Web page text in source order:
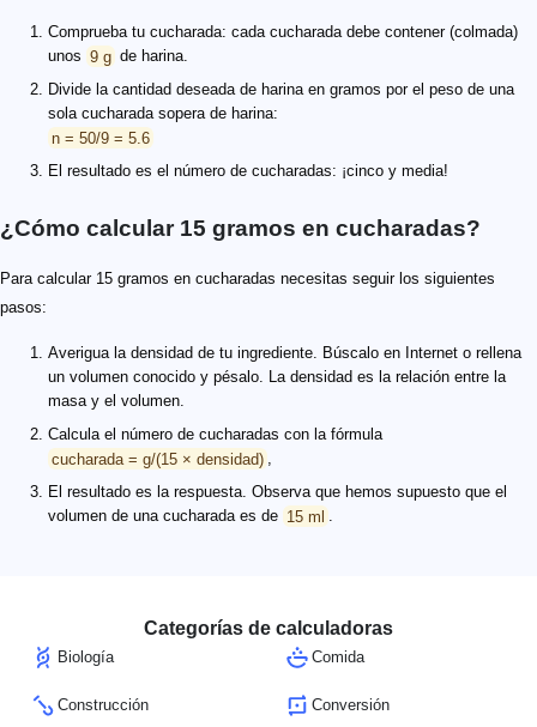
Comprueba tu cucharada: cada cucharada debe contener (colmada)
unos 9 g de harina.
Divide la cantidad deseada de harina en gramos por el peso de una
sola cucharada sopera de harina:
n = 50/9 = 5.6
El resultado es el número de cucharadas: ¡cinco y media!
¿Cómo calcular 15 gramos en cucharadas?
Para calcular 15 gramos en cucharadas necesitas seguir los siguientes
pasos:
Averigua la densidad de tu ingrediente. Búscalo en Internet o rellena
un volumen conocido y pésalo. La densidad es la relación entre la
masa y el volumen.
Calcula el número de cucharadas con la fórmula
cucharada = g/(15 × densidad) ,
El resultado es la respuesta. Observa que hemos supuesto que el
volumen de una cucharada es de 15 ml .
Categorías de calculadoras
Biología Comida
Construcción Conversión